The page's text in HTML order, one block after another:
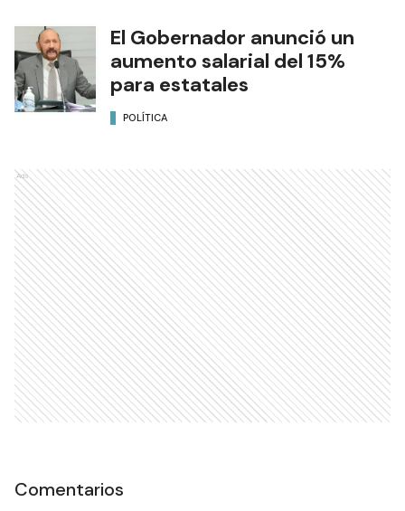
El Gobernador anunció un
aumento salarial del 15%
para estatales
POLÍTICA
Ads
Comentarios